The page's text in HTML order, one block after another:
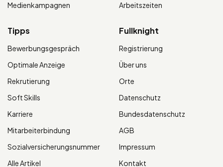
Medienkampagnen
Arbeitszeiten
Tipps
Bewerbungsgespräch
Optimale Anzeige
Rekrutierung
Soft Skills
Karriere
Mitarbeiterbindung
Sozialversicherungsnummer
Alle Artikel
Fullknight
Registrierung
Über uns
Orte
Datenschutz
Bundesdatenschutz
AGB
Impressum
Kontakt